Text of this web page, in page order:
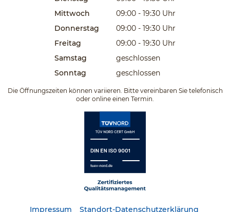
Mittwoch
09:00 - 19:30 Uhr
Donnerstag
09:00 - 19:30 Uhr
Freitag
09:00 - 19:30 Uhr
Samstag
geschlossen
Sonntag
geschlossen
Die Öffnungszeiten können variieren. Bitte vereinbaren Sie telefonisch
oder online einen Termin.
Impressum Standort-Datenschutzerklärung